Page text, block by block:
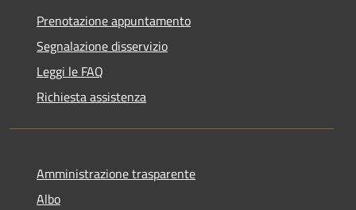
Prenotazione appuntamento
Segnalazione disservizio
Leggi le FAQ
Richiesta assistenza
Amministrazione trasparente
Albo